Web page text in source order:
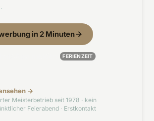
in 2 Minuten
FERIENZEIT
→
Meisterbetrieb seit 1978 · kein
Feierabend · Erstkontakt